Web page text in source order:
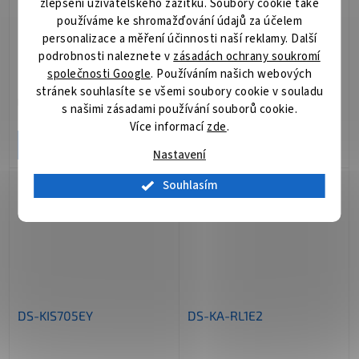
používáme ke shromažďování údajů za účelem
personalizace a měření účinnosti naší reklamy. Další
podrobnosti naleznete v zásadách ochrany soukromí
společnosti Google. Používáním našich webových
stránek souhlasíte se všemi soubory cookie v souladu
s našimi zásadami používání souborů cookie.
Více informacízde.
Nastavení
Souhlasím
DS-KIS706EY
Pouze pro přihlášené
DS-KIS705EY/2Monitors
Pouze pro přihlášené
DS-KIS705EY DS-KA-RL1E2